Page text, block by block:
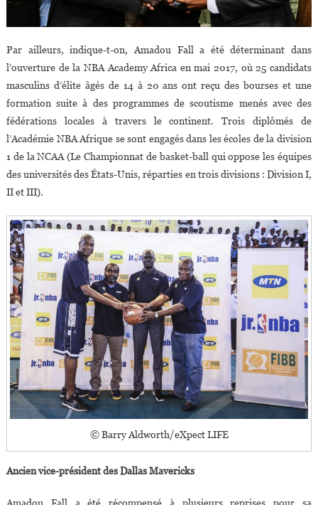
Par ailleurs, indique-t-on, Amadou Fall a été déterminant dans
l’ouverture de la NBA Academy Africa en mai 2017, où 25 candidats
masculins d’élite âgés de 14 à 20 ans ont reçu des bourses et une
formation suite à des programmes de scoutisme menés avec des
fédérations locales à travers le continent. Trois diplômés de
l’Académie NBA Afrique se sont engagés dans les écoles de la division
1 de la NCAA (Le Championnat de basket-ball qui oppose les équipes
des universités des États-Unis, réparties en trois divisions : Division I,
II et III).
© Barry Aldworth/eXpect LIFE
Ancien vice-président des Dallas Mavericks